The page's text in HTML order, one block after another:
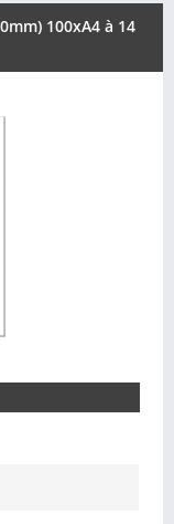
100xA4 à 14